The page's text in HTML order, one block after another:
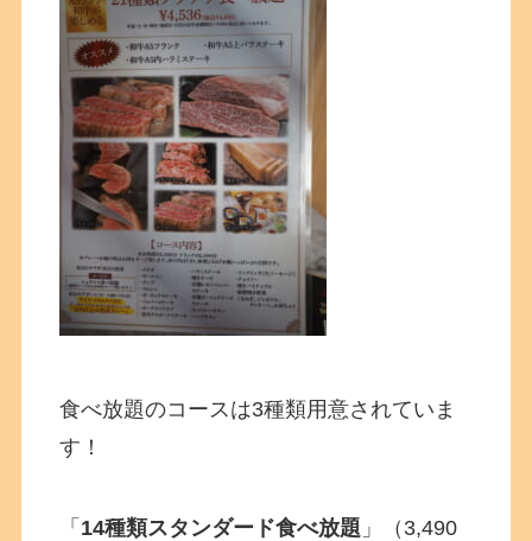
食べ放題のコースは3種類用意されていま
す！
「 14種類スタンダード食べ放題 」（3,490